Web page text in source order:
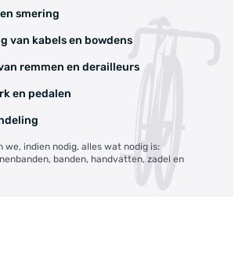
smering
van kabels en bowdens
remmen en derailleurs
en pedalen
we, indien nodig, alles wat nodig is:
banden, handvatten, zadel en